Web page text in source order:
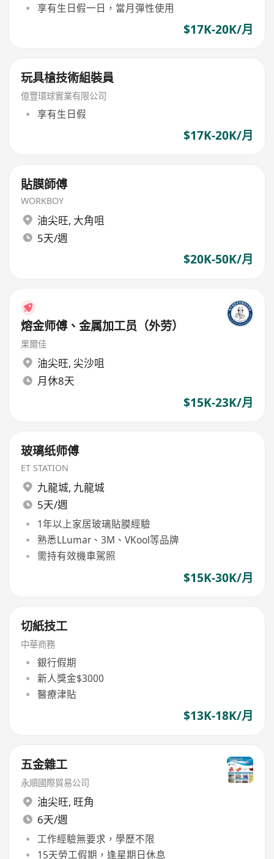
享有生日假一日，當月彈性使用
$17K-20K/月
玩具槍技術組裝員
億豐環球實業有限公司
享有生日假
$17K-20K/月
貼膜師傅
WORKBOY
油尖旺, 大角咀
5天/週
$20K-50K/月
熔金师傅、金属加工员（外劳）
果爾佳
油尖旺, 尖沙咀
月休8天
$15K-23K/月
玻璃纸师傅
ET STATION
九龍城, 九龍城
5天/週
1年以上家居玻璃貼膜經驗
熟悉LLumar、3M、VKool等品牌
需持有效機車駕照
$15K-30K/月
切紙技工
中華商務
銀行假期
新人獎金$3000
醫療津貼
$13K-18K/月
五金雜工
永順國際貿易公司
油尖旺, 旺角
6天/週
工作經驗無要求，學歷不限
15天勞工假期，逢星期日休息